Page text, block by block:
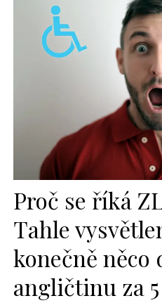
Proč se říká
Tahle
konečně něco
angličtinu za